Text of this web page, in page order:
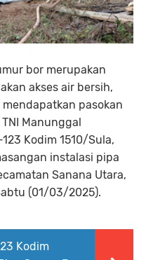
bor merupakan
akses air bersih,
pasokan
Manunggal
Kodim 1510/Sula,
instalasi pipa
Sanana Utara,
(01/03/2025).
Kodim